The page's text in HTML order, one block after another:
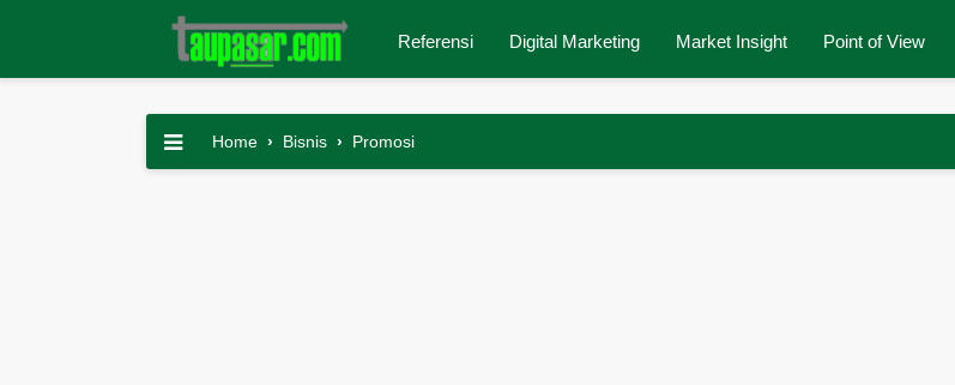
Referensi Digital Marketing Market Insight Point of View
Home › Bisnis › Promosi